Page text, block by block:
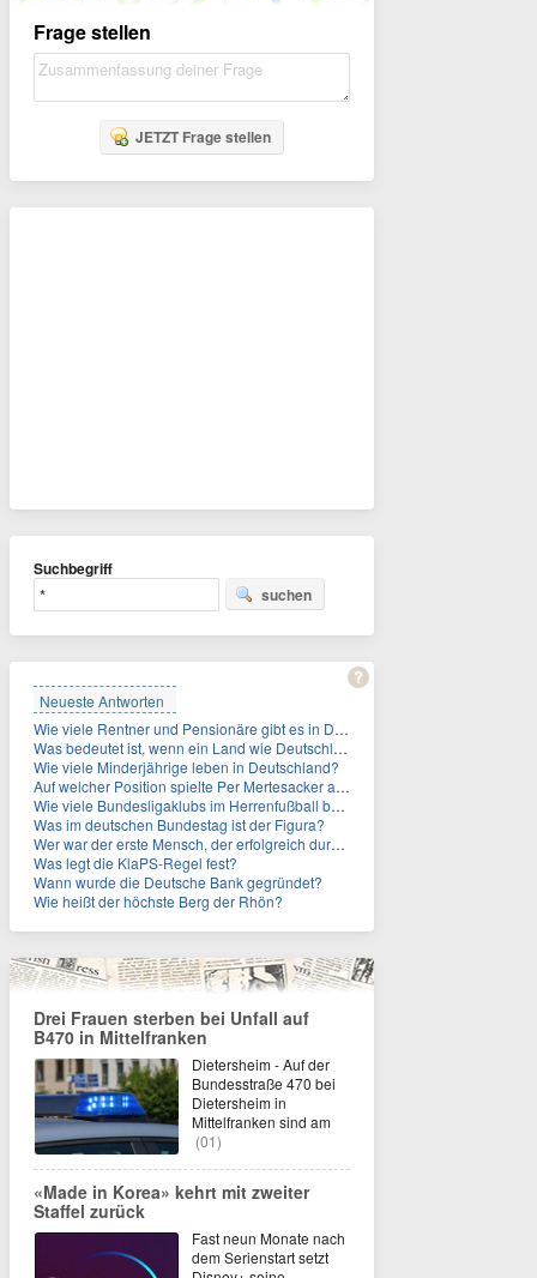
Frage stellen
JETZT Frage stellen
Suchbegriff
suchen
Neueste Antworten
Wie viele Rentner und Pensionäre gibt es in Deutschland aktuell?
Was bedeutet ist, wenn ein Land wie Deutschland ein Demographieproblem hat?
Wie viele Minderjährige leben in Deutschland?
Auf welcher Position spielte Per Mertesacker als Fußballer?
Wie viele Bundesligaklubs im Herrenfußball befinden sich in NRW?
Was im deutschen Bundestag ist der Figura?
Wer war der erste Mensch, der erfolgreich durch den Ärmelkanal schwamm?
Was legt die KlaPS-Regel fest?
Wann wurde die Deutsche Bank gegründet?
Wie heißt der höchste Berg der Rhön?
Drei Frauen sterben bei Unfall auf
B470 in Mittelfranken
Dietersheim - Auf der
Bundesstraße 470 bei
Dietersheim in
Mittelfranken sind am
(01)
«Made in Korea» kehrt mit zweiter
Staffel zurück
Fast neun Monate nach
dem Serienstart setzt